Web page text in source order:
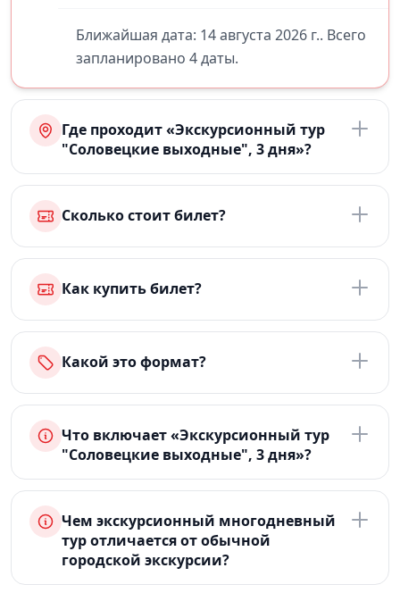
Ближайшая дата: 14 августа 2026 г.. Всего
запланировано 4 даты.
Где проходит «Экскурсионный тур
"Соловецкие выходные", 3 дня»?
Сколько стоит билет?
Как купить билет?
Какой это формат?
Что включает «Экскурсионный тур
"Соловецкие выходные", 3 дня»?
Чем экскурсионный многодневный
тур отличается от обычной
городской экскурсии?